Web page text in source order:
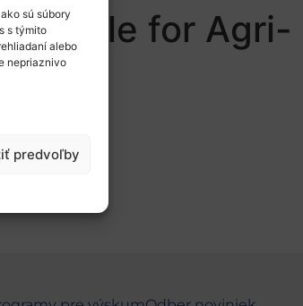
sú súbory
s týmito
alebo
nepriaznivo
predvoľby
role for Agri-